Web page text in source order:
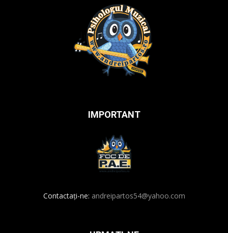
IMPORTANT
Contactați-ne: andreipartos54@yahoo.com